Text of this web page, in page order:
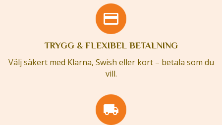
TRYGG & FLEXIBEL BETALNING
Välj säkert med Klarna, Swish eller kort – betala som du
vill.